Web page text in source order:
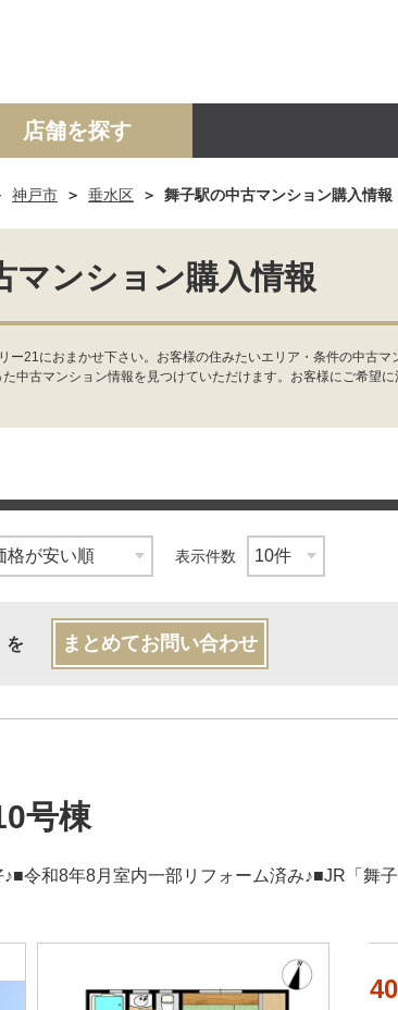
土地 事業投資用
店舗を探す
神戸市 垂水区 舞子駅の中古マンション購入情報
マンション購入情報
21におまかせ下さい。お客様の住みたいエリア・条件の中古マ
古マンション情報を見つけていただけます。お客様にご希望
表示件数
を まとめてお問い合わせ
号棟
令和8年8月室内一部リフォーム済み♪■JR「舞